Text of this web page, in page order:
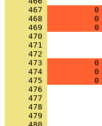
     467
0
     468
0
     469
0
     470
     471
     472
     473
0
     474
0
     475
0
     476
     477
     478
     479